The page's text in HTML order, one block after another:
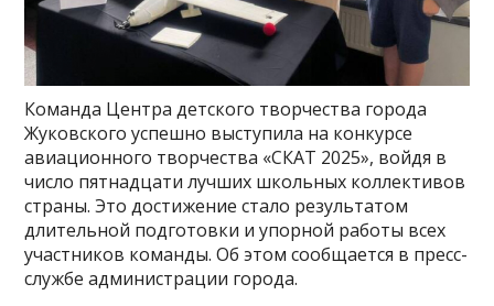
Команда Центра детского творчества города
Жуковского успешно выступила на конкурсе
авиационного творчества «СКАТ 2025», войдя в
число пятнадцати лучших школьных коллективов
страны. Это достижение стало результатом
длительной подготовки и упорной работы всех
участников команды. Об этом сообщается в пресс-
службе администрации города.